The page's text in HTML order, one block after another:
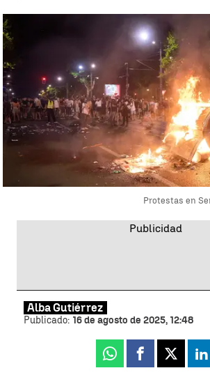
Protestas en
Alba Gutiérrez
Publicado: 16 de agosto de 2025, 12:48
Whatsapp
Facebook
X